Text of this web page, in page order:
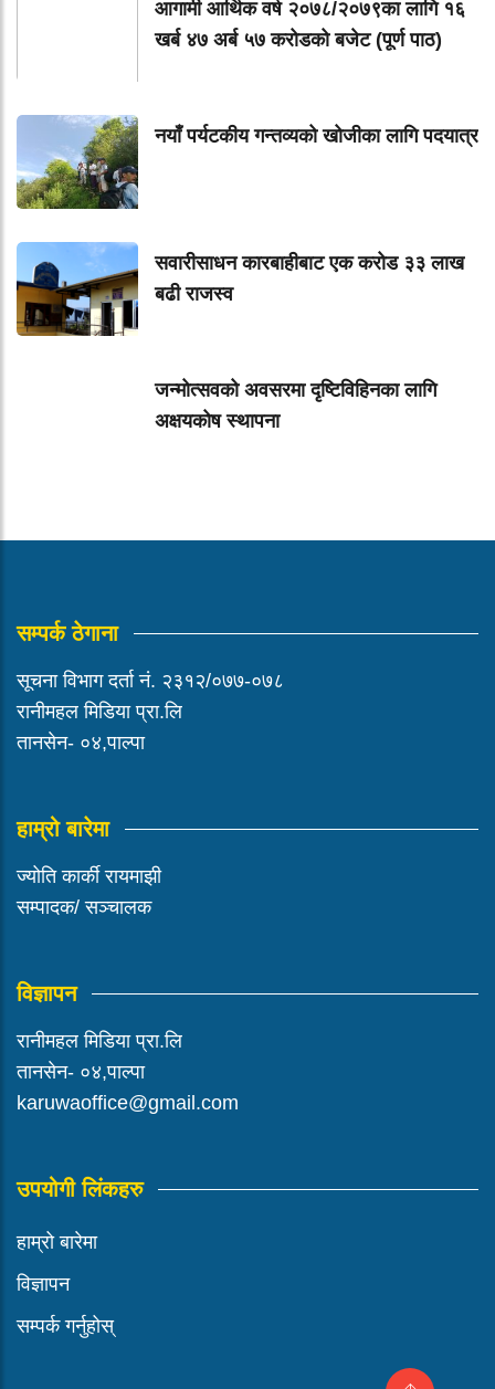
आगामी आर्थिक वर्ष २०७८/२०७९का लागि १६
खर्ब ४७ अर्ब ५७ करोडको बजेट (पूर्ण पाठ)
नयाँ पर्यटकीय गन्तव्यको खोजीका लागि पदयात्र
सवारीसाधन कारबाहीबाट एक करोड ३३ लाख
बढी राजस्व
जन्मोत्सवको अवसरमा दृष्टिविहिनका लागि
अक्षयकोष स्थापना
सम्पर्क ठेगाना
सूचना विभाग दर्ता नं. २३१२/०७७-०७८
रानीमहल मिडिया प्रा.लि
तानसेन- ०४,पाल्पा
हाम्रो बारेमा
ज्योति कार्की रायमाझी
सम्पादक/ सञ्चालक
विज्ञापन
रानीमहल मिडिया प्रा.लि
तानसेन- ०४,पाल्पा
karuwaoffice@gmail.com
उपयोगी लिंकहरु
हाम्रो बारेमा
विज्ञापन
सम्पर्क गर्नुहोस्